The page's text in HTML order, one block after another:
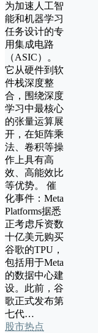
为加速人工智
能和机器学习
任务设计的专
用集成电路
（ASIC）。
它从硬件到软
件栈深度整
合，围绕深度
学习中最核心
的张量运算展
开，在矩阵乘
法、卷积等操
作上具有高
效、高能效比
等优势。 催
化事件：Meta
Platforms据悉
正考虑斥资数
十亿美元购买
谷歌的TPU，
包括用于Meta
的数据中心建
设。此前，谷
歌正式发布第
七代…
股市热点